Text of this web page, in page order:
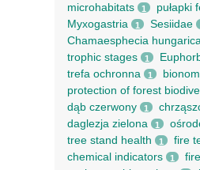
microhabitats 1 pułapki
Myxogastria 1 Sesiidae
Chamaesphecia hungarica
trophic stages 1
trefa ochronna 1
protection of forest
dąb czerwony 1
daglezja zielona 1
tree stand health 1 fire
chemical indicators 1